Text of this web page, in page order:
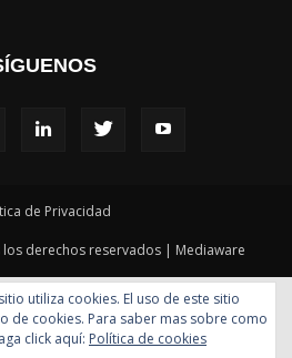
de Privacidad
derechos reservados | Mediaware
utiliza cookies. El uso de este sitio
de cookies. Para saber mas sobre como
click aquí: Política de cookies